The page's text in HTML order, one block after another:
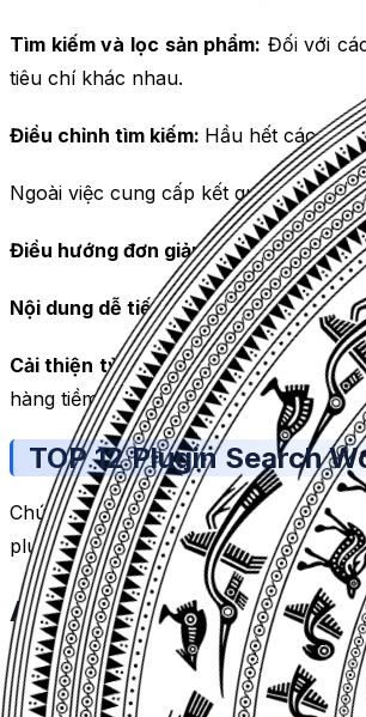
Tìm kiếm và lọc sản phẩm: Đối với
tiêu chí khác nhau.
Điều chỉnh tìm kiếm: Hầu hết các
Ngoài việc cung cấp kết quả chính
Điều hướng đơn giản hơn:Nếu
Nội dung dễ tiếp cận hơn:Plugin tìm
Cải thiện tỷ lệ chuyển đổi:Plugin tìm
hàng tiềm năng.
TOP 12 Plugin Search
Chúng tôi đã liệt kê TOP 12 plugin
plugin tìm kiếm dành riêng cho
Ajax Search Pro – Plugin
Ajax Search Pro là một trong những